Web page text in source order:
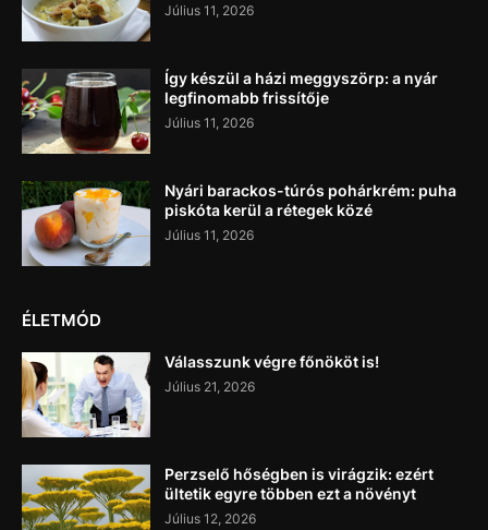
Július 11, 2026
Így készül a házi meggyszörp: a nyár
legfinomabb frissítője
Július 11, 2026
Nyári barackos-túrós pohárkrém: puha
piskóta kerül a rétegek közé
Július 11, 2026
ÉLETMÓD
Válasszunk végre főnököt is!
Július 21, 2026
Perzselő hőségben is virágzik: ezért
ültetik egyre többen ezt a növényt
Július 12, 2026